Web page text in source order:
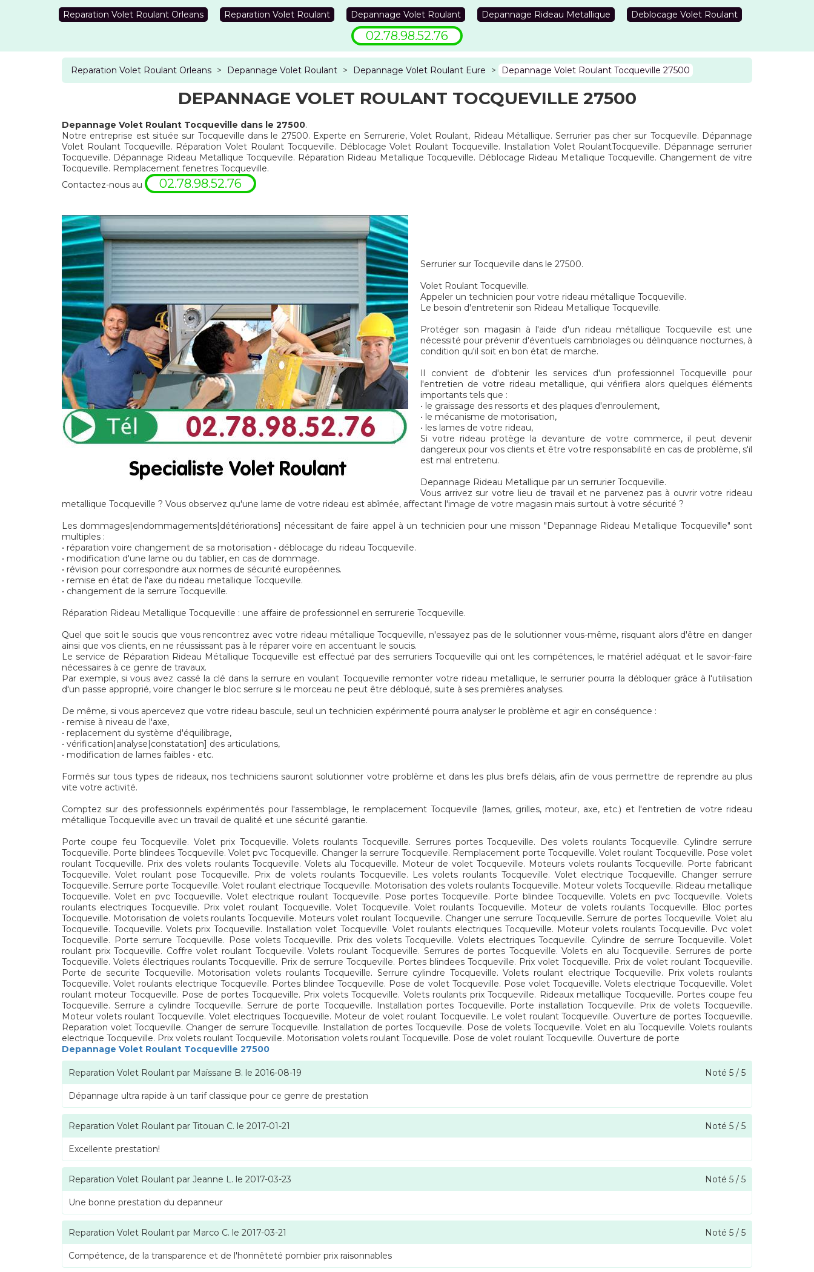
Reparation Volet Roulant Orleans Reparation Volet Roulant Depannage Volet Roulant Depannage Rideau Metallique Deblocage Volet Roulant
02.78.98.52.76
Reparation Volet Roulant Orleans > Depannage Volet Roulant > Depannage Volet Roulant Eure > Depannage Volet Roulant Tocqueville 27500
DEPANNAGE VOLET ROULANT TOCQUEVILLE 27500
Depannage Volet Roulant Tocqueville dans le 27500.
Notre entreprise est située sur Tocqueville dans le 27500. Experte en Serrurerie, Volet Roulant, Rideau Métallique. Serrurier pas cher sur Tocqueville. Dépannage
Volet Roulant Tocqueville. Réparation Volet Roulant Tocqueville. Déblocage Volet Roulant Tocqueville. Installation Volet RoulantTocqueville. Dépannage serrurier
Tocqueville. Dépannage Rideau Metallique Tocqueville. Réparation Rideau Metallique Tocqueville. Déblocage Rideau Metallique Tocqueville. Changement de vitre
Tocqueville. Remplacement fenetres Tocqueville.
Contactez-nous au
02.78.98.52.76
Serrurier sur Tocqueville dans le 27500.
Volet Roulant Tocqueville.
Appeler un technicien pour votre rideau métallique Tocqueville.
Le besoin d'entretenir son Rideau Metallique Tocqueville.
Protéger son magasin à l'aide d'un rideau métallique Tocqueville est une
nécessité pour prévenir d'éventuels cambriolages ou délinquance nocturnes, à
condition qu'il soit en bon état de marche.
Il convient de d'obtenir les services d'un professionnel Tocqueville pour
l'entretien de votre rideau metallique, qui vérifiera alors quelques éléments
importants tels que :
• le graissage des ressorts et des plaques d'enroulement,
• le mécanisme de motorisation,
• les lames de votre rideau,
Si votre rideau protège la devanture de votre commerce, il peut devenir
dangereux pour vos clients et être votre responsabilité en cas de problème, s'il
est mal entretenu.
Depannage Rideau Metallique par un serrurier Tocqueville.
Vous arrivez sur votre lieu de travail et ne parvenez pas à ouvrir votre rideau
metallique Tocqueville ? Vous observez qu'une lame de votre rideau est abîmée, affectant l'image de votre magasin mais surtout à votre sécurité ?
Les dommages|endommagements|détériorations] nécessitant de faire appel à un technicien pour une misson "Depannage Rideau Metallique Tocqueville" sont
multiples :
• réparation voire changement de sa motorisation • déblocage du rideau Tocqueville.
• modification d'une lame ou du tablier, en cas de dommage.
• révision pour correspondre aux normes de sécurité européennes.
• remise en état de l'axe du rideau metallique Tocqueville.
• changement de la serrure Tocqueville.
Réparation Rideau Metallique Tocqueville : une affaire de professionnel en serrurerie Tocqueville.
Quel que soit le soucis que vous rencontrez avec votre rideau métallique Tocqueville, n'essayez pas de le solutionner vous-même, risquant alors d'être en danger
ainsi que vos clients, en ne réussissant pas à le réparer voire en accentuant le soucis.
Le service de Réparation Rideau Métallique Tocqueville est effectué par des serruriers Tocqueville qui ont les compétences, le matériel adéquat et le savoir-faire
nécessaires à ce genre de travaux.
Par exemple, si vous avez cassé la clé dans la serrure en voulant Tocqueville remonter votre rideau metallique, le serrurier pourra la débloquer grâce à l'utilisation
d'un passe approprié, voire changer le bloc serrure si le morceau ne peut être débloqué, suite à ses premières analyses.
De même, si vous apercevez que votre rideau bascule, seul un technicien expérimenté pourra analyser le problème et agir en conséquence :
• remise à niveau de l'axe,
• replacement du système d'équilibrage,
• vérification|analyse|constatation] des articulations,
• modification de lames faibles • etc.
Formés sur tous types de rideaux, nos techniciens sauront solutionner votre problème et dans les plus brefs délais, afin de vous permettre de reprendre au plus
vite votre activité.
Comptez sur des professionnels expérimentés pour l'assemblage, le remplacement Tocqueville (lames, grilles, moteur, axe, etc.) et l'entretien de votre rideau
métallique Tocqueville avec un travail de qualité et une sécurité garantie.
Porte coupe feu Tocqueville. Volet prix Tocqueville. Volets roulants Tocqueville. Serrures portes Tocqueville. Des volets roulants Tocqueville. Cylindre serrure
Tocqueville. Porte blindees Tocqueville. Volet pvc Tocqueville. Changer la serrure Tocqueville. Remplacement porte Tocqueville. Volet roulant Tocqueville. Pose volet
roulant Tocqueville. Prix des volets roulants Tocqueville. Volets alu Tocqueville. Moteur de volet Tocqueville. Moteurs volets roulants Tocqueville. Porte fabricant
Tocqueville. Volet roulant pose Tocqueville. Prix de volets roulants Tocqueville. Les volets roulants Tocqueville. Volet electrique Tocqueville. Changer serrure
Tocqueville. Serrure porte Tocqueville. Volet roulant electrique Tocqueville. Motorisation des volets roulants Tocqueville. Moteur volets Tocqueville. Rideau metallique
Tocqueville. Volet en pvc Tocqueville. Volet electrique roulant Tocqueville. Pose portes Tocqueville. Porte blindee Tocqueville. Volets en pvc Tocqueville. Volets
roulants electriques Tocqueville. Prix volet roulant Tocqueville. Volet Tocqueville. Volet roulants Tocqueville. Moteur de volets roulants Tocqueville. Bloc portes
Tocqueville. Motorisation de volets roulants Tocqueville. Moteurs volet roulant Tocqueville. Changer une serrure Tocqueville. Serrure de portes Tocqueville. Volet alu
Tocqueville. Tocqueville. Volets prix Tocqueville. Installation volet Tocqueville. Volet roulants electriques Tocqueville. Moteur volets roulants Tocqueville. Pvc volet
Tocqueville. Porte serrure Tocqueville. Pose volets Tocqueville. Prix des volets Tocqueville. Volets electriques Tocqueville. Cylindre de serrure Tocqueville. Volet
roulant prix Tocqueville. Coffre volet roulant Tocqueville. Volets roulant Tocqueville. Serrures de portes Tocqueville. Volets en alu Tocqueville. Serrures de porte
Tocqueville. Volets électriques roulants Tocqueville. Prix de serrure Tocqueville. Portes blindees Tocqueville. Prix volet Tocqueville. Prix de volet roulant Tocqueville.
Porte de securite Tocqueville. Motorisation volets roulants Tocqueville. Serrure cylindre Tocqueville. Volets roulant electrique Tocqueville. Prix volets roulants
Tocqueville. Volet roulants electrique Tocqueville. Portes blindee Tocqueville. Pose de volet Tocqueville. Pose volet Tocqueville. Volets electrique Tocqueville. Volet
roulant moteur Tocqueville. Pose de portes Tocqueville. Prix volets Tocqueville. Volets roulants prix Tocqueville. Rideaux metallique Tocqueville. Portes coupe feu
Tocqueville. Serrure a cylindre Tocqueville. Serrure de porte Tocqueville. Installation portes Tocqueville. Porte installation Tocqueville. Prix de volets Tocqueville.
Moteur volets roulant Tocqueville. Volet electriques Tocqueville. Moteur de volet roulant Tocqueville. Le volet roulant Tocqueville. Ouverture de portes Tocqueville.
Reparation volet Tocqueville. Changer de serrure Tocqueville. Installation de portes Tocqueville. Pose de volets Tocqueville. Volet en alu Tocqueville. Volets roulants
electrique Tocqueville. Prix volets roulant Tocqueville. Motorisation volets roulant Tocqueville. Pose de volet roulant Tocqueville. Ouverture de porte
Depannage Volet Roulant Tocqueville 27500
Reparation Volet Roulant par Maïssane B. le 2016-08-19 Noté 5 / 5
Dépannage ultra rapide à un tarif classique pour ce genre de prestation
Reparation Volet Roulant par Titouan C. le 2017-01-21 Noté 5 / 5
Excellente prestation!
Reparation Volet Roulant par Jeanne L. le 2017-03-23 Noté 5 / 5
Une bonne prestation du depanneur
Reparation Volet Roulant par Marco C. le 2017-03-21 Noté 5 / 5
Compétence, de la transparence et de l'honnêteté pombier prix raisonnables